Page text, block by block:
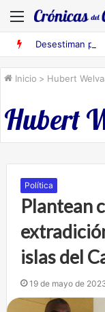
Menú
Inicio > Hubert
Hubert
Política
Plantean
islas del
19 de mayo de